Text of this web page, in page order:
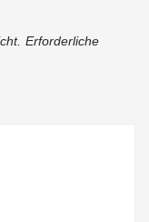
Erforderliche